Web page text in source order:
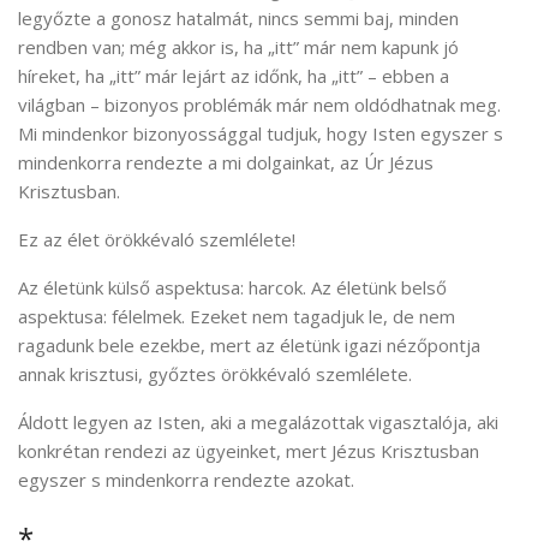
legyőzte a gonosz hatalmát, nincs semmi baj, minden
rendben van; még akkor is, ha „itt” már nem kapunk jó
híreket, ha „itt” már lejárt az időnk, ha „itt” – ebben a
világban – bizonyos problémák már nem oldódhatnak meg.
Mi mindenkor bizonyossággal tudjuk, hogy Isten egyszer s
mindenkorra rendezte a mi dolgainkat, az Úr Jézus
Krisztusban.
Ez az élet örökkévaló szemlélete!
Az életünk külső aspektusa: harcok. Az életünk belső
aspektusa: félelmek. Ezeket nem tagadjuk le, de nem
ragadunk bele ezekbe, mert az életünk igazi nézőpontja
annak krisztusi, győztes örökkévaló szemlélete.
Áldott legyen az Isten, aki a megalázottak vigasztalója, aki
konkrétan rendezi az ügyeinket, mert Jézus Krisztusban
egyszer s mindenkorra rendezte azokat.
*